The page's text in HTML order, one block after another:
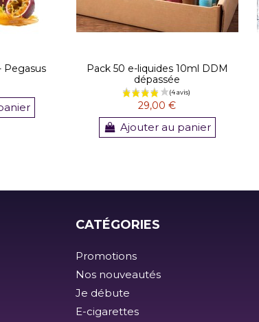
Pegasus
Pack 50 e-liquides 10ml DDM
dépassée
29,00 €
Ajouter au panier
CATÉGORIES
Promotions
Nos nouveautés
Je débute
E-cigarettes